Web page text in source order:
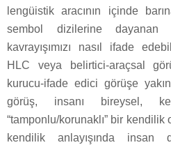
lengüistik aracının içinde
sembol dizilerine
kavrayışımızı nasıl ifade
HLC veya belirtici-araçsal
kurucu-ifade edici görüşe
görüş, insanı bireysel,
“tamponlu/korunaklı” bir
kendilik anlayışında